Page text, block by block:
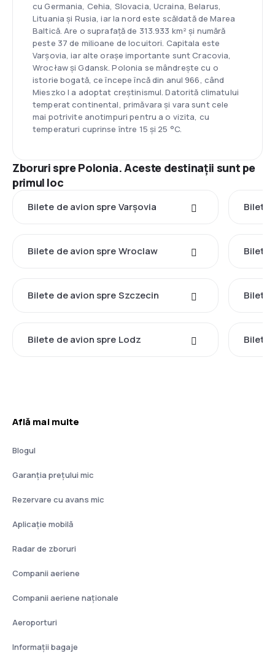
cu Germania, Cehia, Slovacia, Ucraina, Belarus,
Lituania și Rusia, iar la nord este scăldată de Marea
Baltică. Are o suprafață de 313.933 km² și numără
peste 37 de milioane de locuitori. Capitala este
Varșovia, iar alte orașe importante sunt Cracovia,
Wrocław și Gdansk. Polonia se mândrește cu o
istorie bogată, ce începe încă din anul 966, când
Mieszko I a adoptat creștinismul. Datorită climatului
temperat continental, primăvara și vara sunt cele
mai potrivite anotimpuri pentru a o vizita, cu
temperaturi cuprinse între 15 și 25 °C.
Zboruri spre Polonia. Aceste destinații sunt pe
primul loc
Bilete de avion spre Varşovia Bilete
Bilete de avion spre Wroclaw Bilete
Bilete de avion spre Szczecin Bilete
Bilete de avion spre Lodz Bilete
Află mai multe
Blogul
Garanția prețului mic
Rezervare cu avans mic
Aplicație mobilă
Radar de zboruri
Companii aeriene
Companii aeriene naţionale
Aeroporturi
Informații bagaje